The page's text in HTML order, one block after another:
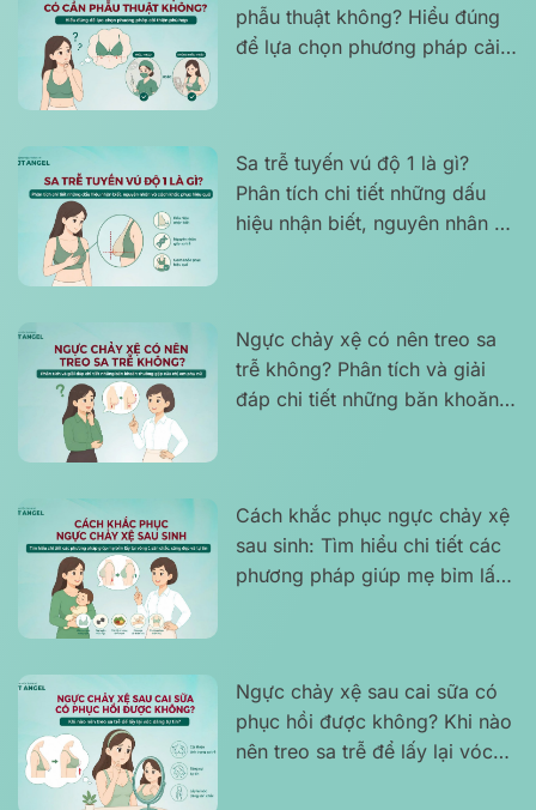
phẫu thuật không? Hiểu đúng
để lựa chọn phương pháp cải
Sa trễ tuyến vú độ 1 là gì?
Phân tích chi tiết những dấu
hiệu nhận biết, nguyên nhân và
Ngực chảy xệ có nên treo sa
trễ không? Phân tích và giải
đáp chi tiết những băn khoăn
Cách khắc phục ngực chảy xệ
sau sinh: Tìm hiểu chi tiết các
phương pháp giúp mẹ bỉm lấy
Ngực chảy xệ sau cai sữa có
phục hồi được không? Khi nào
nên treo sa trễ để lấy lại vóc